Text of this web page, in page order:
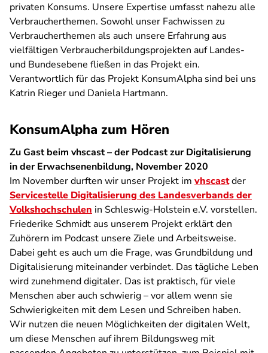
privaten Konsums. Unsere Expertise umfasst nahezu alle
Verbraucherthemen. Sowohl unser Fachwissen zu
Verbraucherthemen als auch unsere Erfahrung aus
vielfältigen Verbraucherbildungsprojekten auf Landes-
und Bundesebene fließen in das Projekt ein.
Verantwortlich für das Projekt KonsumAlpha sind bei uns
Katrin Rieger und Daniela Hartmann.
KonsumAlpha zum Hören
Zu Gast beim vhscast – der Podcast zur Digitalisierung
in der Erwachsenenbildung, November 2020
Im November durften wir unser Projekt im vhscastder
Servicestelle Digitalisierung des Landesverbands der
Volkshochschulen in Schleswig-Holstein e.V. vorstellen.
Friederike Schmidt aus unserem Projekt erklärt den
Zuhörern im Podcast unsere Ziele und Arbeitsweise.
Dabei geht es auch um die Frage, was Grundbildung und
Digitalisierung miteinander verbindet. Das tägliche Leben
wird zunehmend digitaler. Das ist praktisch, für viele
Menschen aber auch schwierig – vor allem wenn sie
Schwierigkeiten mit dem Lesen und Schreiben haben.
Wir nutzen die neuen Möglichkeiten der digitalen Welt,
um diese Menschen auf ihrem Bildungsweg mit